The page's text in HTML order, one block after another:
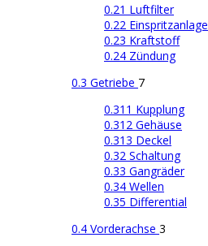
0.21 Luftfilter
0.22 Einspritzanlage
0.23 Kraftstoff
0.24 Zündung
0.3 Getriebe 7
0.311 Kupplung
0.312 Gehäuse
0.313 Deckel
0.32 Schaltung
0.33 Gangräder
0.34 Wellen
0.35 Differential
0.4 Vorderachse 3